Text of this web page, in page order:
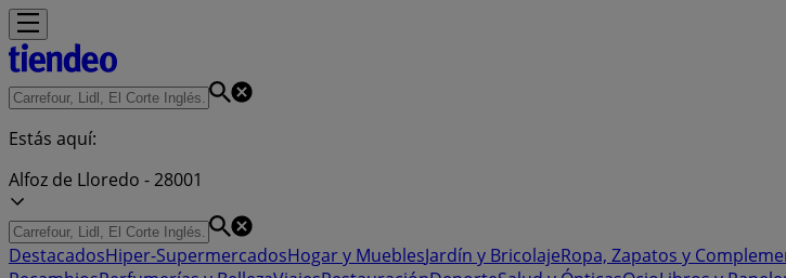
Estás aquí:
Alfoz de Lloredo - 28001
DestacadosHiper-SupermercadosHogar y MueblesJardín y BricolajeRopa, Zapatos y